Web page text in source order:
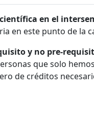
en el
en este punto de la
y no pre-
que solo
de créditos